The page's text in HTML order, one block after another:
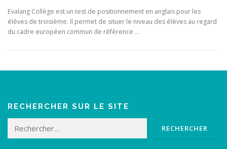
Evalang Collège est un test de positionnement en anglais pour les
élèves de troisième. Il permet de situer le niveau des élèves au regard
du cadre européen commun de référence …
RECHERCHER SUR LE SITE
Rechercher :